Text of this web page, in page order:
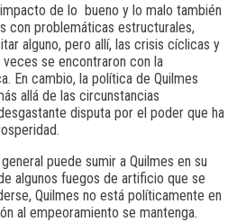
de lo bueno y lo malo también
con problemáticas estructurales,
alguno, pero allí, las crisis cíclicas y
se encontraron con la
En cambio, la política de Quilmes
allá de las circunstancias
disputa por el poder que ha
puede sumir a Quilmes en su
algunos fuegos de artificio que se
Quilmes no está políticamente en
al empeoramiento se mantenga.